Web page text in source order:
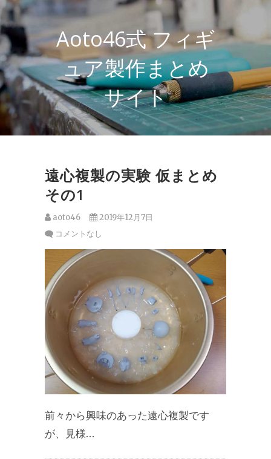
Skip
to
content
Aoto46式 フィギ
ュア製作まとめ
サイト
遠心複製の実験 仮まとめ
その1
aoto46
2019年12月7日
コメントなし
前々から興味のあった遠心複製です
が、見様…